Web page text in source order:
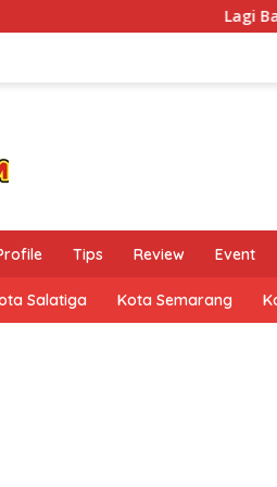
Lagi Banyak
Tips Review Event
Salatiga Kota Semarang